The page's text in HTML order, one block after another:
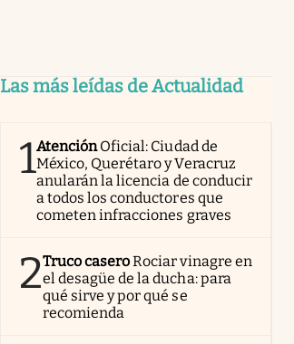
Las más leídas de Actualidad
1AtenciónOficial: Ciudad de
México, Querétaro y Veracruz
anularán la licencia de conducir
a todos los conductores que
cometen infracciones graves
2Truco caseroRociar vinagre en
el desagüe de la ducha: para
qué sirve y por qué se
recomienda